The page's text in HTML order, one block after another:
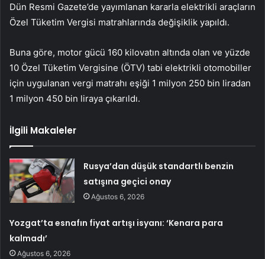
Dün Resmi Gazete’de yayımlanan kararla elektrikli araçların
Özel Tüketim Vergisi matrahlarında değişiklik yapıldı.
Buna göre, motor gücü 160 kilovatın altında olan ve yüzde
10 Özel Tüketim Vergisine (ÖTV) tabi elektrikli otomobiller
için uygulanan vergi matrahı eşiği 1 milyon 250 bin liradan
1 milyon 450 bin liraya çıkarıldı.
İlgili Makaleler
Rusya’dan düşük standartlı benzin
satışına geçici onay
Ağustos 6, 2026
Yozgat’ta esnafın fiyat artışı isyanı: ‘Kenara para
kalmadı’
Ağustos 6, 2026